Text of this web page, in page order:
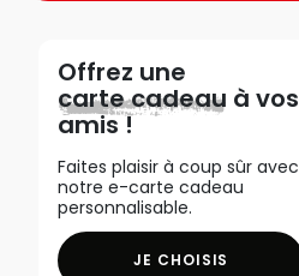
Offrez une
carte cadeau à vos
amis !
Faites plaisir à coup sûr avec
notre e-carte cadeau
personnalisable.
JE CHOISIS